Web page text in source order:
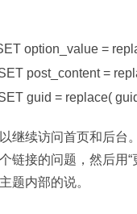
option_value =
post_content =
guid = replace(
继续访问首页和后台
链接的问题，然后用
题内部的说。